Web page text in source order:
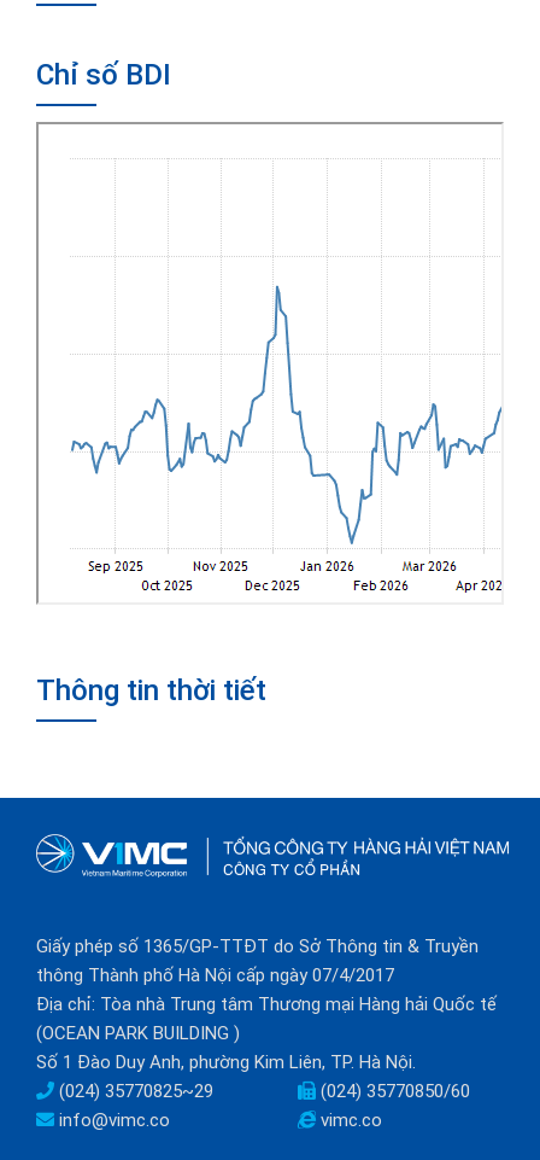
Chỉ số BDI
Thông tin thời tiết
Giấy phép số 1365/GP-TTĐT do Sở Thông tin & Truyền
thông Thành phố Hà Nội cấp ngày 07/4/2017
Địa chỉ: Tòa nhà Trung tâm Thương mại Hàng hải Quốc tế
(OCEAN PARK BUILDING )
Số 1 Đào Duy Anh, phường Kim Liên, TP. Hà Nội.
(024) 35770825~29
(024) 35770850/60
info@vimc.co
vimc.co